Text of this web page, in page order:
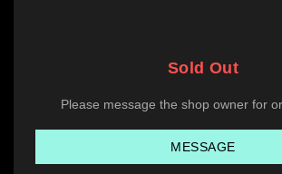
Sold Out
Please message the shop owner for
MESSAGE